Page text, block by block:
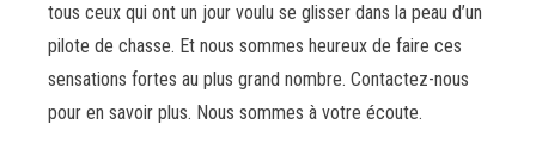
tous ceux qui ont un jour voulu se glisser dans la peau d’un
pilote de chasse. Et nous sommes heureux de faire ces
sensations fortes au plus grand nombre. Contactez-nous
pour en savoir plus. Nous sommes à votre écoute.